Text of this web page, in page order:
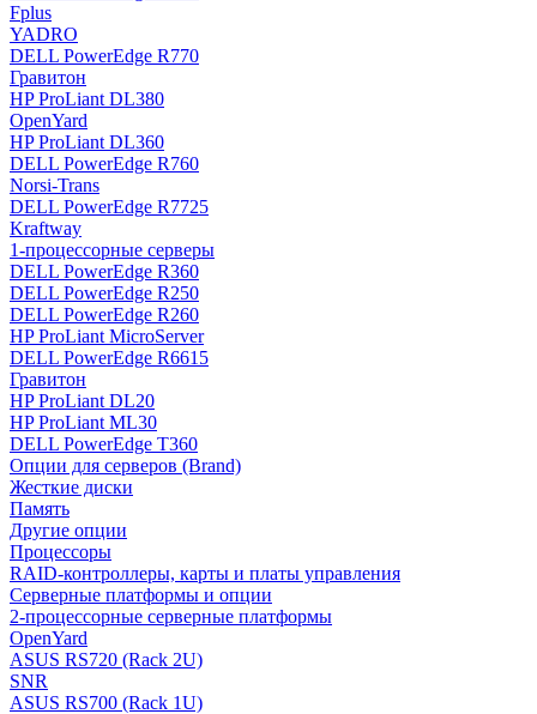
Fplus
YADRO
DELL PowerEdge R770
Гравитон
HP ProLiant DL380
OpenYard
HP ProLiant DL360
DELL PowerEdge R760
Norsi-Trans
DELL PowerEdge R7725
Kraftway
1-процессорные серверы
DELL PowerEdge R360
DELL PowerEdge R250
DELL PowerEdge R260
HP ProLiant MicroServer
DELL PowerEdge R6615
Гравитон
HP ProLiant DL20
HP ProLiant ML30
DELL PowerEdge T360
Опции для серверов (Brand)
Жесткие диски
Память
Другие опции
Процессоры
RAID-контроллеры, карты и платы управления
Серверные платформы и опции
2-процессорные серверные платформы
OpenYard
ASUS RS720 (Rack 2U)
SNR
ASUS RS700 (Rack 1U)